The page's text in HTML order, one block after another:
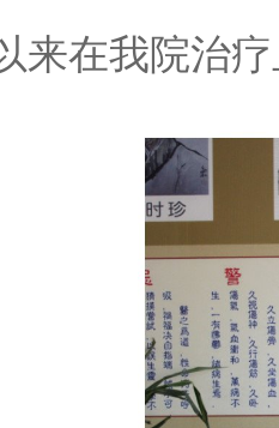
来在我院治